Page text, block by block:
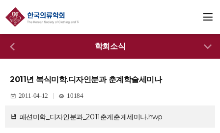
학회소식
2011년 복식미학.디자인분과 춘계학술세미나
2011-04-12 10184
패션미학_디자인분과_2011춘계춘계세미나.hwp